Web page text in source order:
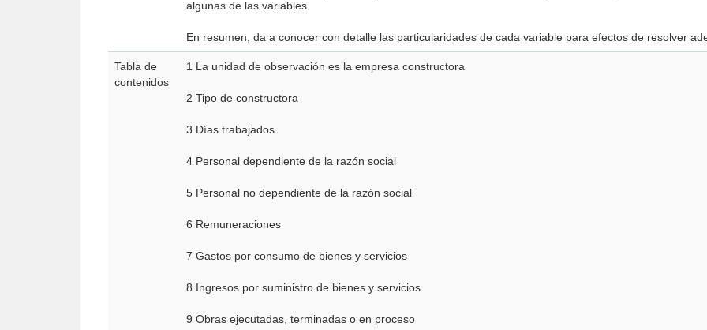
algunas de las variables.
En resumen, da a conocer con detalle las particularidades de cada variable para efectos de resolver
Tabla de
contenidos
1 La unidad de observación es la empresa constructora
2 Tipo de constructora
3 Días trabajados
4 Personal dependiente de la razón social
5 Personal no dependiente de la razón social
6 Remuneraciones
7 Gastos por consumo de bienes y servicios
8 Ingresos por suministro de bienes y servicios
9 Obras ejecutadas, terminadas o en proceso